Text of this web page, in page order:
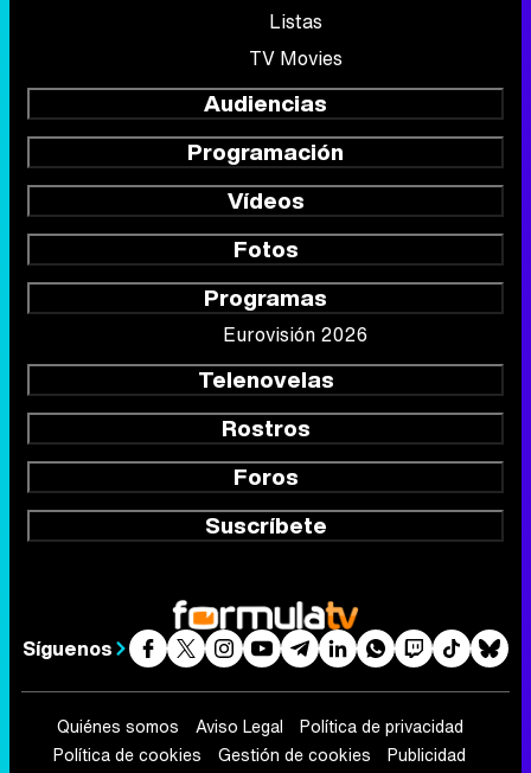
Listas
TV Movies
Audiencias
Programación
Vídeos
Fotos
Programas
Eurovisión 2026
Telenovelas
Rostros
Foros
Suscríbete
Síguenos
Quiénes somos Aviso Legal
Política de privacidad
Política de cookies
Gestión de cookies
Publicidad